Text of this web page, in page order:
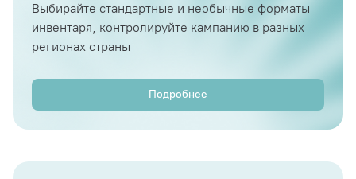
Выбирайте стандартные и необычные форматы
инвентаря, контролируйте кампанию в разных
регионах страны
Подробнее